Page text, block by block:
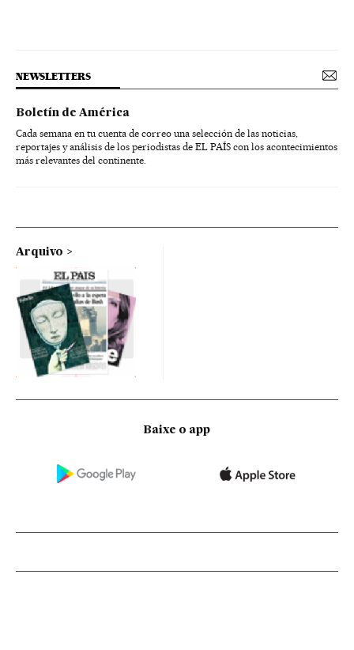
NEWSLETTERS
Boletín de América
Cada semana en tu cuenta de correo una selección de las noticias,
reportajes y análisis de los periodistas de EL PAÍS con los acontecimientos
más relevantes del continente.
Arquivo
Baixe o app